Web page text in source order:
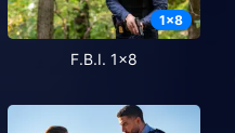
1x8
F.B.I. 1x8